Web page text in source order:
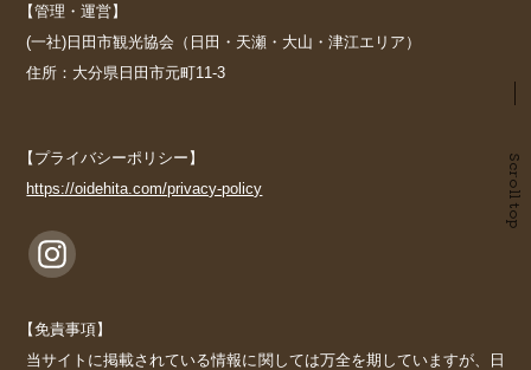
Scroll top
【管理・運営】
(一社)日田市観光協会（日田・天瀬・大山・津江エリア）
住所：大分県日田市元町11-3
【プライバシーポリシー】
https://oidehita.com/privacy-policy
【免責事項】
当サイトに掲載されている情報に関しては万全を期していますが、日